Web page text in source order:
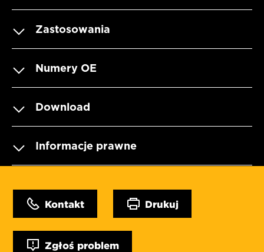
Zastosowania
Numery OE
Download
Informacje prawne
Kontakt Drukuj
Zgłoś problem